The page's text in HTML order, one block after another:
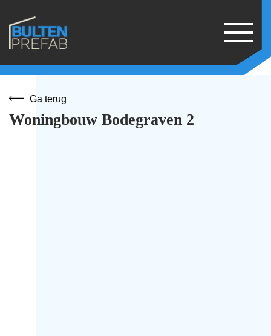
Ga terug
Woningbouw Bodegraven 2